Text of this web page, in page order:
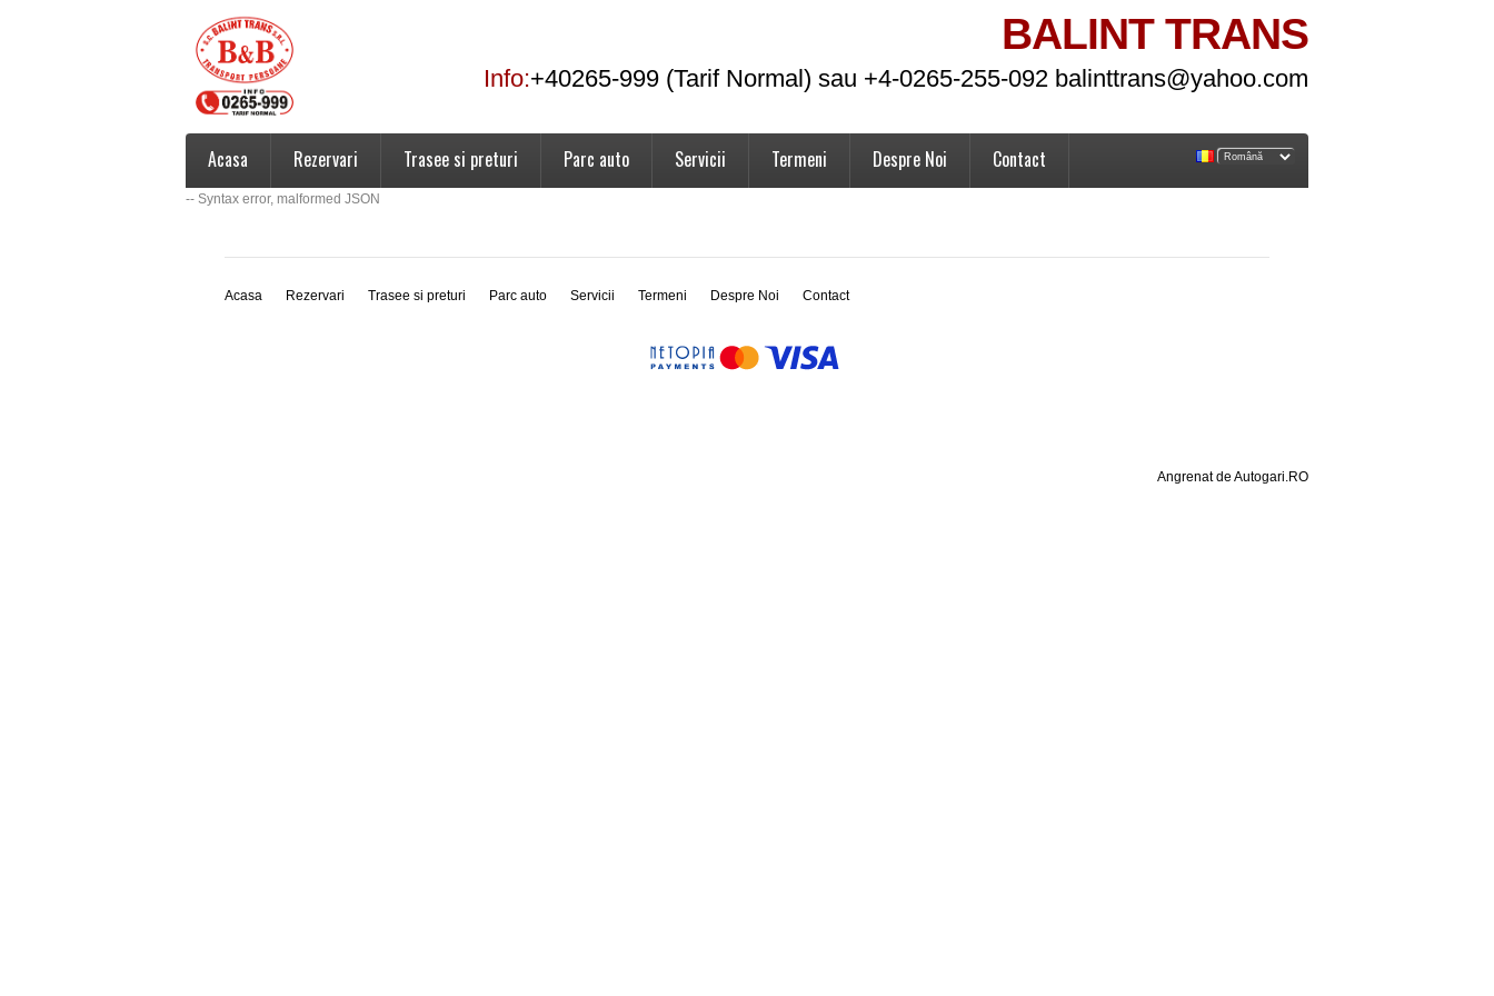
BALINT TRANS
Info:+40265-999 (Tarif Normal) sau +4-0265-255-092 balinttrans@yahoo.com
Acasa Rezervari Trasee si preturi Parc auto Servicii Termeni Despre Noi Contact
-- Syntax error, malformed JSON
Acasa Rezervari Trasee si preturi Parc auto Servicii Termeni Despre Noi Contact
Angrenat de Autogari.RO